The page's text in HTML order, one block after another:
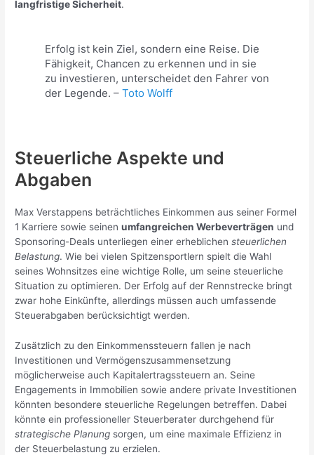
langfristige Sicherheit.
Erfolg ist kein Ziel, sondern eine Reise. Die
Fähigkeit, Chancen zu erkennen und in sie
zu investieren, unterscheidet den Fahrer von
der Legende. – Toto Wolff
Steuerliche Aspekte und
Abgaben
Max Verstappens beträchtliches Einkommen aus seiner Formel
1 Karriere sowie seinenumfangreichen Werbeverträgen und
Sponsoring-Deals unterliegen einer erheblichensteuerlichen
Belastung. Wie bei vielen Spitzensportlern spielt die Wahl
seines Wohnsitzes eine wichtige Rolle, um seine steuerliche
Situation zu optimieren. Der Erfolg auf der Rennstrecke bringt
zwar hohe Einkünfte, allerdings müssen auch umfassende
Steuerabgaben berücksichtigt werden.
Zusätzlich zu den Einkommenssteuern fallen je nach
Investitionen und Vermögenszusammensetzung
möglicherweise auch Kapitalertragssteuern an. Seine
Engagements in Immobilien sowie andere private Investitionen
könnten besondere steuerliche Regelungen betreffen. Dabei
könnte ein professioneller Steuerberater durchgehend für
strategische Planung sorgen, um eine maximale Effizienz in
der Steuerbelastung zu erzielen.